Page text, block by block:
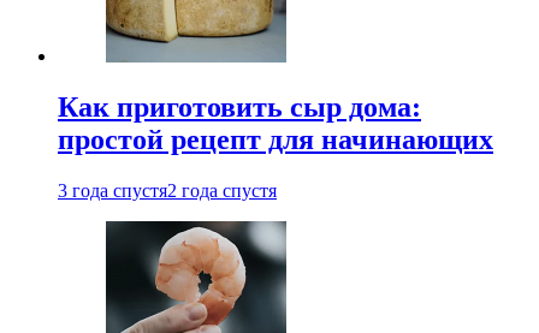
Как приготовить сыр дома:
простой рецепт для начинающих
3 года спустя2 года спустя